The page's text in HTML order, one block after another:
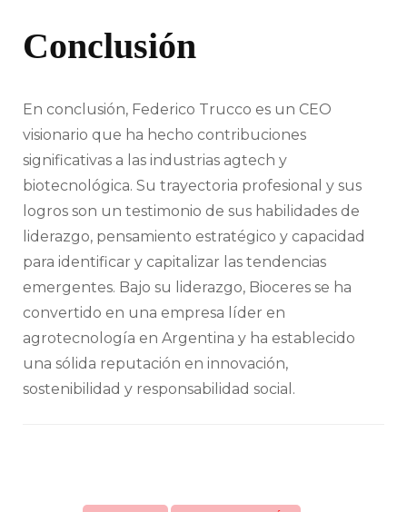
Conclusión
En conclusión, Federico Trucco es un CEO
visionario que ha hecho contribuciones
significativas a las industrias agtech y
biotecnológica. Su trayectoria profesional y sus
logros son un testimonio de sus habilidades de
liderazgo, pensamiento estratégico y capacidad
para identificar y capitalizar las tendencias
emergentes. Bajo su liderazgo, Bioceres se ha
convertido en una empresa líder en
agrotecnología en Argentina y ha establecido
una sólida reputación en innovación,
sostenibilidad y responsabilidad social.